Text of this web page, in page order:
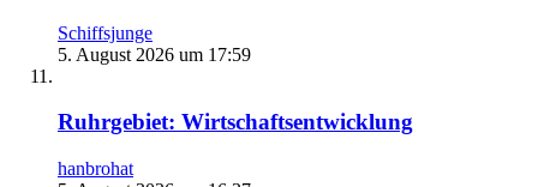
Schiffsjunge
5. August 2026 um 17:59
Ruhrgebiet: Wirtschaftsentwicklung
hanbrohat